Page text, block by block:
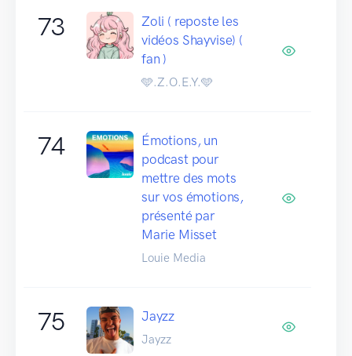
73
Zoli ( reposte les
vidéos Shayvise) (
fan )
🩵.Z.O.E.Y.🩵
74
Émotions, un
podcast pour
mettre des mots
sur vos émotions,
présenté par
Marie Misset
Louie Media
75 Jayzz
Jayzz